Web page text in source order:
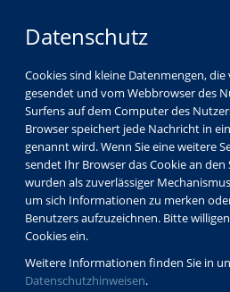
Datenschutz
Cookies sind kleine Datenmengen,
gesendet und vom Webbrowser des
Surfens auf dem Computer des
Browser speichert jede Nachricht in
genannt wird. Wenn Sie eine weitere
sendet Ihr Browser das Cookie an den
wurden als zuverlässiger
um sich Informationen zu merken
Benutzers aufzuzeichnen. Bitte
Cookies ein.
Weitere Informationen finden Sie in
Datenschutzhinweisen.
Programm
Beruf & EDV
Abschlussbezogene
Kaufmännische Praxis: Xpert